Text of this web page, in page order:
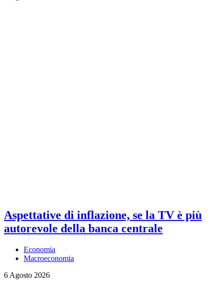
Aspettative di inflazione, se la TV è più
autorevole della banca centrale
Economia
Macroeconomia
6 Agosto 2026